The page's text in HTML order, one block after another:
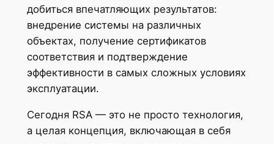
добиться впечатляющих результатов:
внедрение системы на различных
объектах, получение сертификатов
соответствия и подтверждение
эффективности в самых сложных условиях
эксплуатации.
Сегодня RSA — это не просто технология,
а целая концепция, включающая в себя